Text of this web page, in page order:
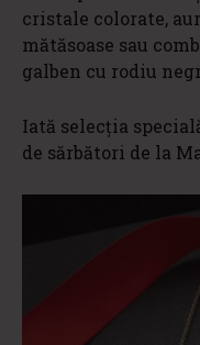
cristale colorate,
mătăsoase sau
galben cu rodiu
Iată selecția
de sărbători de la